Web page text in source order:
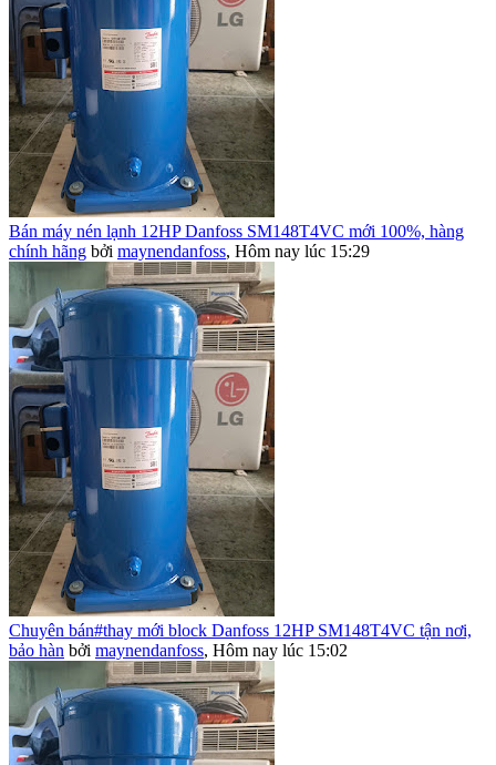
Bán máy nén lạnh 12HP Danfoss SM148T4VC mới 100%, hàng
chính hãng bởi maynendanfoss, Hôm nay lúc 15:29
Chuyên bán#thay mới block Danfoss 12HP SM148T4VC tận nơi,
bảo hàn bởi maynendanfoss, Hôm nay lúc 15:02